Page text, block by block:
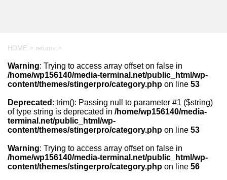
HOME > returns >
Warning: Trying to access array offset on false in
/home/wp156140/media-terminal.net/public_html/wp-
content/themes/stingerpro/category.php on line 53
Deprecated : trim(): Passing null to parameter #1 ($string)
of type string is deprecated in /home/wp156140/media-
terminal.net/public_html/wp-
content/themes/stingerpro/category.php on line 53
Warning: Trying to access array offset on false in
/home/wp156140/media-terminal.net/public_html/wp-
content/themes/stingerpro/category.php on line 56